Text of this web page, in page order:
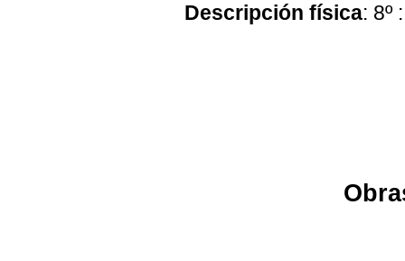
Descripción física: 8º